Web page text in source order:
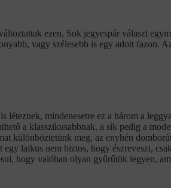
ezen. Sok jegyespár választ
vagy szélesebb is egy adott fazon.
mindenesetre ez a három a
a klasszikusabbnak, a sík pedig a
különböztetünk meg, az enyhén
laikus nem biztos, hogy észreveszi,
hogy valóban olyan gyűrűtök legyen,